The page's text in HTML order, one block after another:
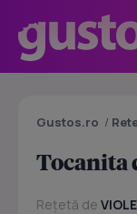
Gustos.ro /
Tocanita
Rețetă de